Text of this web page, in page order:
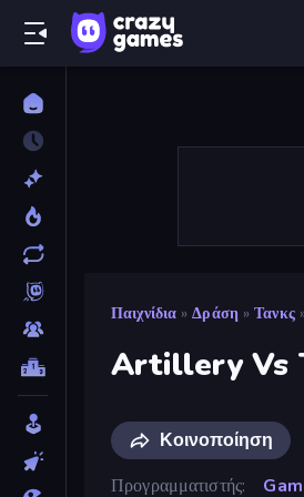
Παιχνίδια » Δράση » Τανκς
Artillery Vs
Κοινοποίηση
Προγραμματιστής